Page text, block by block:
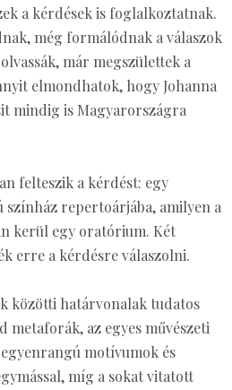
a kérdések is foglalkoztatnak.
még formálódnak a válaszok
már megszülettek a
elmondhatok, hogy Johanna
mindig is Magyarországra
felteszik a kérdést: egy
repertoárjába, amilyen a
kerül egy oratórium. Két
erre a kérdésre válaszolni.
közötti határvonalak tudatos
metaforák, az egyes művészeti
motívumok és
míg a sokat vitatott